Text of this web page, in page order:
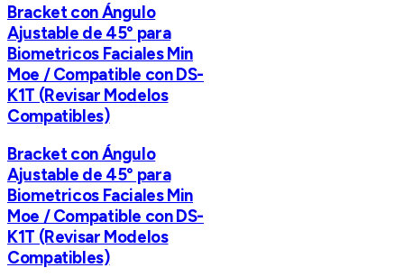
Bracket con Ángulo
Ajustable de 45° para
Biometricos Faciales Min
Moe / Compatible con DS-
K1T (Revisar Modelos
Compatibles)
Bracket con Ángulo
Ajustable de 45° para
Biometricos Faciales Min
Moe / Compatible con DS-
K1T (Revisar Modelos
Compatibles)